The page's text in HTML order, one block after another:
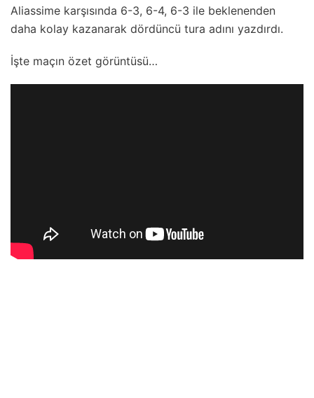
Aliassime karşısında 6-3, 6-4, 6-3 ile beklenenden
daha kolay kazanarak dördüncü tura adını yazdırdı.
İşte maçın özet görüntüsü…